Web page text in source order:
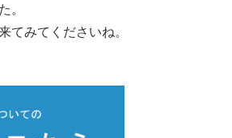
。
てみてくださいね。